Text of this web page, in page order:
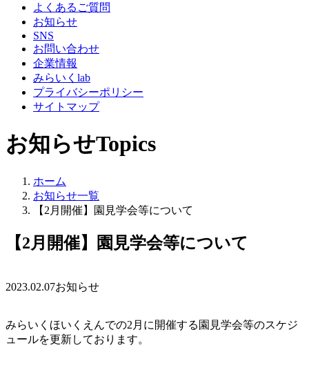
よくあるご質問
お知らせ
SNS
お問い合わせ
企業情報
みらいくlab
プライバシーポリシー
サイトマップ
お知らせTopics
ホーム
お知らせ一覧
【2月開催】園見学会等について
【2月開催】園見学会等について
2023.02.07お知らせ
みらいくほいくえんでの2 月に開催する園見学会等のスケジ
ュールを更新しております。